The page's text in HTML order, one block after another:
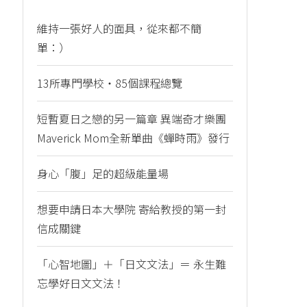
維持一張好人的面具，從來都不簡
單：）
13所專門學校・85個課程總覽
短暫夏日之戀的另一篇章 異端奇才樂團
Maverick Mom全新單曲《蟬時雨》發行
身心「腹」足的超級能量場
想要申請日本大學院 寄給教授的第一封
信成關鍵
「心智地圖」＋「日文文法」＝ 永生難
忘學好日文文法！